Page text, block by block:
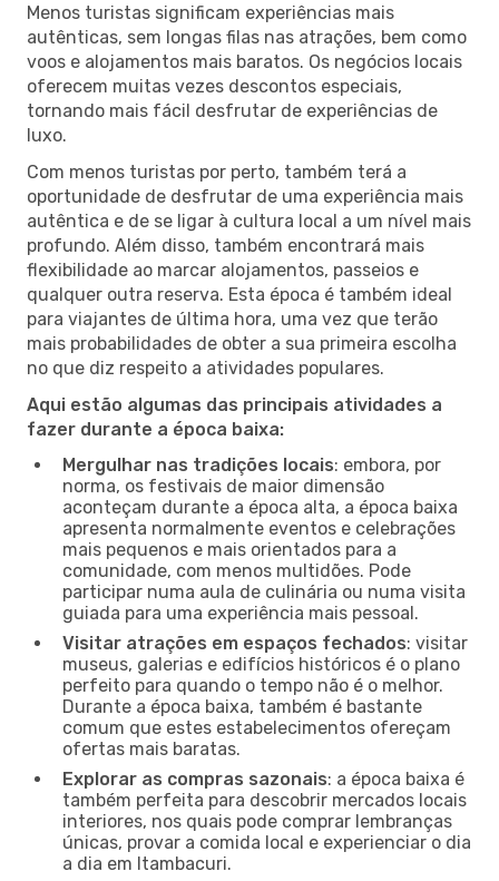
Menos turistas significam experiências mais
autênticas, sem longas filas nas atrações, bem como
voos e alojamentos mais baratos. Os negócios locais
oferecem muitas vezes descontos especiais,
tornando mais fácil desfrutar de experiências de
luxo.
Com menos turistas por perto, também terá a
oportunidade de desfrutar de uma experiência mais
autêntica e de se ligar à cultura local a um nível mais
profundo. Além disso, também encontrará mais
flexibilidade ao marcar alojamentos, passeios e
qualquer outra reserva. Esta época é também ideal
para viajantes de última hora, uma vez que terão
mais probabilidades de obter a sua primeira escolha
no que diz respeito a atividades populares.
Aqui estão algumas das principais atividades a
fazer durante a época baixa:
Mergulhar nas tradições locais: embora, por
norma, os festivais de maior dimensão
aconteçam durante a época alta, a época baixa
apresenta normalmente eventos e celebrações
mais pequenos e mais orientados para a
comunidade, com menos multidões. Pode
participar numa aula de culinária ou numa visita
guiada para uma experiência mais pessoal.
Visitar atrações em espaços fechados: visitar
museus, galerias e edifícios históricos é o plano
perfeito para quando o tempo não é o melhor.
Durante a época baixa, também é bastante
comum que estes estabelecimentos ofereçam
ofertas mais baratas.
Explorar as compras sazonais: a época baixa é
também perfeita para descobrir mercados locais
interiores, nos quais pode comprar lembranças
únicas, provar a comida local e experienciar o dia
a dia em Itambacuri.